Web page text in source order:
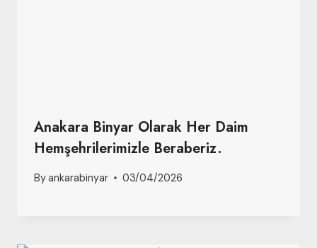
Anakara Binyar Olarak Her Daim
Hemşehrilerimizle Beraberiz.
Byankarabinyar 03/04/2026